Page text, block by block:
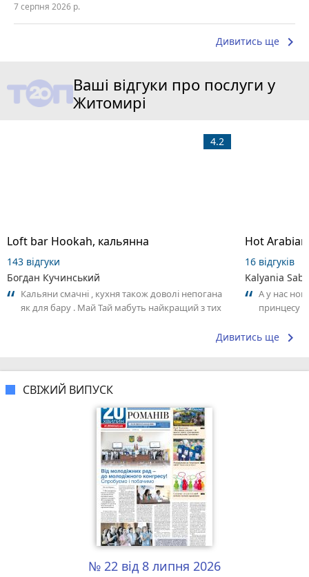
7 серпня 2026 р.
Дивитись ще keyboard_arrow_right
Ваші відгуки про послуги у
Житомирі
Loft bar Hookah, кальянна
4.2
143 відгуки
Богдан Кучинський
Кальяни смачні , кухня також доволі непогана
як для бару . Май Тай мабуть найкращий з тих
16 відгуків
Kalyania
А у нас
принцесу
Дивитись ще keyboard_arrow_right
СВІЖИЙ ВИПУСК
№ 22 від 8 липня 2026